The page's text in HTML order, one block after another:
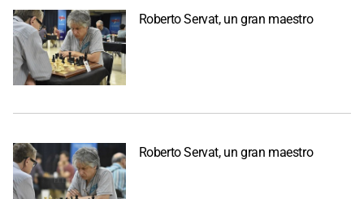
Roberto Servat, un gran maestro
Roberto Servat, un gran maestro